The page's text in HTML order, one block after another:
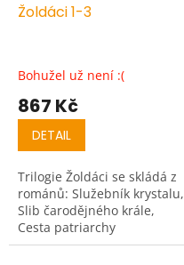
Žoldáci 1-3
Bohužel už není :(
867 Kč
DETAIL
Trilogie Žoldáci se skládá z
románů: Služebník krystalu,
Slib čarodějného krále,
Cesta patriarchy